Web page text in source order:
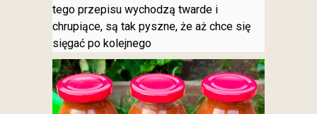
tego przepisu wychodzą twarde i
chrupiące, są tak pyszne, że aż chce się
sięgać po kolejnego